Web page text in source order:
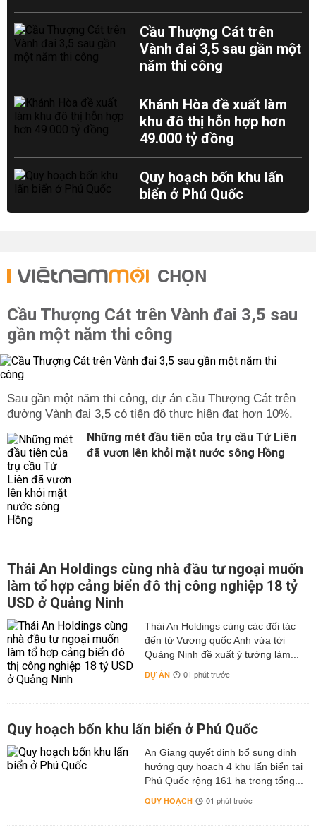
Cầu Thượng Cát trên
Vành đai 3,5 sau gần một
năm thi công
Khánh Hòa đề xuất làm
khu đô thị hỗn hợp hơn
49.000 tỷ đồng
Quy hoạch bốn khu lấn
biển ở Phú Quốc
CHỌN
Cầu Thượng Cát trên Vành đai 3,5 sau
gần một năm thi công
Sau gần một năm thi công, dự án cầu Thượng Cát trên
đường Vành đai 3,5 có tiến độ thực hiện đạt hơn 10%.
Những mét đầu tiên của trụ cầu Tứ Liên
đã vươn lên khỏi mặt nước sông Hồng
Thái An Holdings cùng nhà đầu tư ngoại muốn
làm tổ hợp cảng biển đô thị công nghiệp 18 tỷ
USD ở Quảng Ninh
Thái An Holdings cùng các đối tác
đến từ Vương quốc Anh vừa tới
Quảng Ninh đề xuất ý tưởng làm...
DỰ ÁN 01 phút trước
Quy hoạch bốn khu lấn biển ở Phú Quốc
An Giang quyết định bổ sung định
hướng quy hoạch 4 khu lấn biển tại
Phú Quốc rộng 161 ha trong tổng...
QUY HOẠCH 01 phút trước